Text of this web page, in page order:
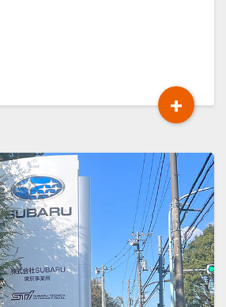
+ Read
More